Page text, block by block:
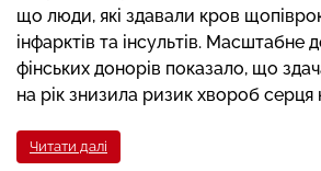
що люди, які здавали кров
інфарктів та інсультів. Масштабне
фінських донорів показало, що
на рік знизила ризик хвороб серця
Читати далі